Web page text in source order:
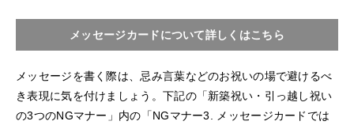
メッセージカードについて詳しくはこちら
メッセージを書く際は、忌み言葉などのお祝いの場で避けるべ
き表現に気を付けましょう。下記の「新築祝い・引っ越し祝い
の3つのNGマナー」内の「NGマナー3. メッセージカードでは